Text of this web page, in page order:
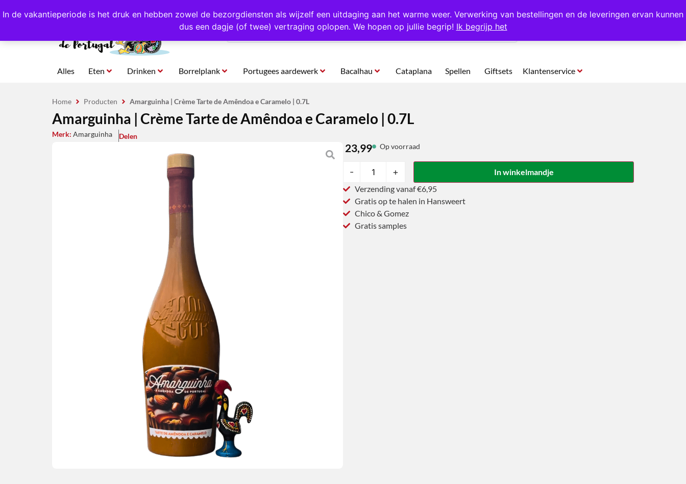
In de vakantieperiode is het druk en hebben zowel de bezorgdiensten als wijzelf een uitdaging aan het warme weer. Verwerking van bestellingen en de leveringen ervan kunnen
dus een dagje (of twee) vertraging oplopen. We hopen op jullie begrip! Ik begrijp het
4,8/5,0 sterren beoordeeld! Eigen import uit Portugal Altijd 1000 verschillende producten op voorraad Gratis op te halen in Hansweert
Alles Eten Drinken Borrelplank Portugees aardewerk Bacalhau Cataplana Spellen Giftsets Klantenservice
Home Producten Amarguinha | Crème Tarte de Amêndoa e Caramelo | 0.7L
Amarguinha | Crème Tarte de Amêndoa e Caramelo | 0.7L
Merk: Amarguinha Delen
23,99 Op voorraad
- +
In winkelmandje
Verzending vanaf €6,95
Gratis op te halen in Hansweert
Chico & Gomez
Gratis samples